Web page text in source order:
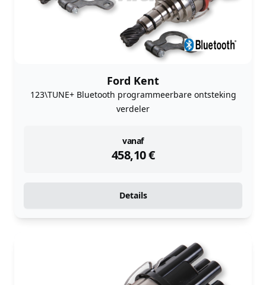
Ford Kent
123\TUNE+ Bluetooth programmeerbare ontsteking
verdeler
vanaf
458,10€
instock
Details